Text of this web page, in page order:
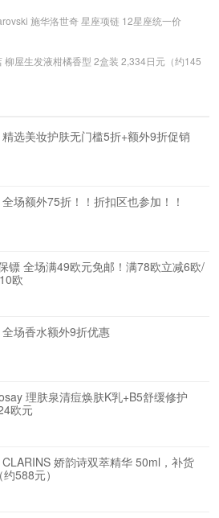
施华洛世奇 星座项链 12星座统一价
柳屋生发液柑橘香型 2盒装 2,334日元（约145
选美妆护肤无门槛5折+额外9折促销
场额外75折！！折扣区也参加！！
镖 全场满49欧元免邮！满78欧立减6欧/
欧
场香水额外9折优惠
理肤泉清痘焕肤K乳+B5舒缓修护
欧元
娇韵诗双萃精华 50ml，补货
588元）